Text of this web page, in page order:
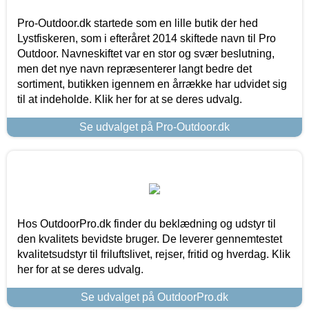
Pro-Outdoor.dk startede som en lille butik der hed
Lystfiskeren, som i efteråret 2014 skiftede navn til Pro
Outdoor. Navneskiftet var en stor og svær beslutning,
men det nye navn repræsenterer langt bedre det
sortiment, butikken igennem en årrække har udvidet sig
til at indeholde. Klik her for at se deres udvalg.
Se udvalget på Pro-Outdoor.dk
Hos OutdoorPro.dk finder du beklædning og udstyr til
den kvalitets bevidste bruger. De leverer gennemtestet
kvalitetsudstyr til friluftslivet, rejser, fritid og hverdag. Klik
her for at se deres udvalg.
Se udvalget på OutdoorPro.dk